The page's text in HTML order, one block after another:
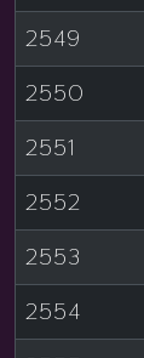
2549
2550
2551
2552
2553
2554